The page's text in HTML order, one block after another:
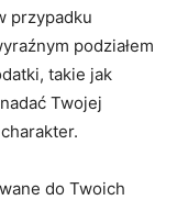
przypadku
podziałem
takie jak
Twojej
do Twoich